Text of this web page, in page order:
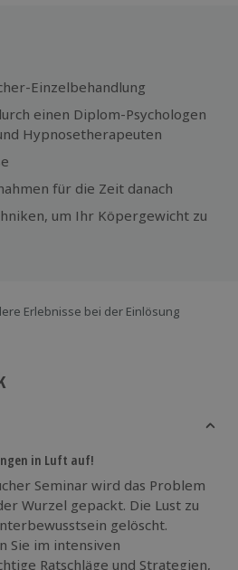
Einzelbehandlung
einen Diplom-Psychologen
Hypnosetherapeuten
für die Zeit danach
um Ihr Köpergewicht zu
Erlebnisse bei der Einlösung
in Luft auf!
Seminar wird das Problem
Wurzel gepackt. Die Lust zu
gelöscht.
Sie im intensiven
Ratschläge und Strategien,